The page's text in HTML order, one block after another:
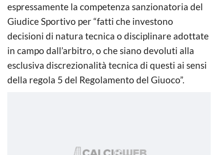
espressamente la competenza sanzionatoria del
Giudice Sportivo per “fatti che investono
decisioni di natura tecnica o disciplinare adottate
in campo dall’arbitro, o che siano devoluti alla
esclusiva discrezionalità tecnica di questi ai sensi
della regola 5 del Regolamento del Giuoco”.